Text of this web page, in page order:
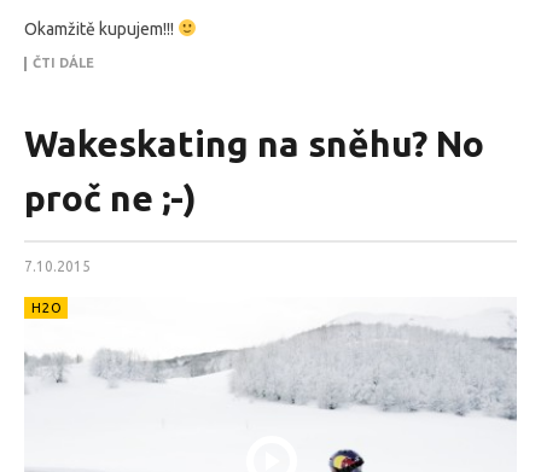
Okamžitě kupujem!!!
ČTI DÁLE
Wakeskating na sněhu? No
proč ne ;-)
7.10.2015
H2O